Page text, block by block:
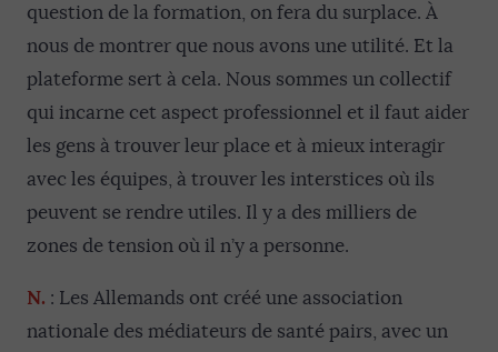
question de la formation, on fera du surplace. À
nous de montrer que nous avons une utilité. Et la
plateforme sert à cela. Nous sommes un collectif
qui incarne cet aspect professionnel et il faut aider
les gens à trouver leur place et à mieux interagir
avec les équipes, à trouver les interstices où ils
peuvent se rendre utiles. Il y a des milliers de
zones de tension où il n’y a personne.
N. : Les Allemands ont créé une association
nationale des médiateurs de santé pairs, avec un